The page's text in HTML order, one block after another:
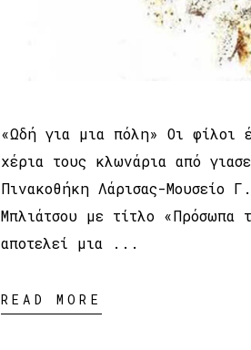
«Ωδή για μια πόλη» Οι φίλοι
χέρια τους κλωνάρια από
Πινακοθήκη Λάρισας-Μουσείο
Μπλιάτσου με τίτλο
αποτελεί μια
READ MORE